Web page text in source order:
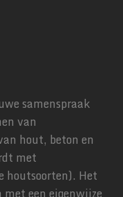
samenspraak
van
hout, beton en
met
houtsoorten). Het
een eigenwijze